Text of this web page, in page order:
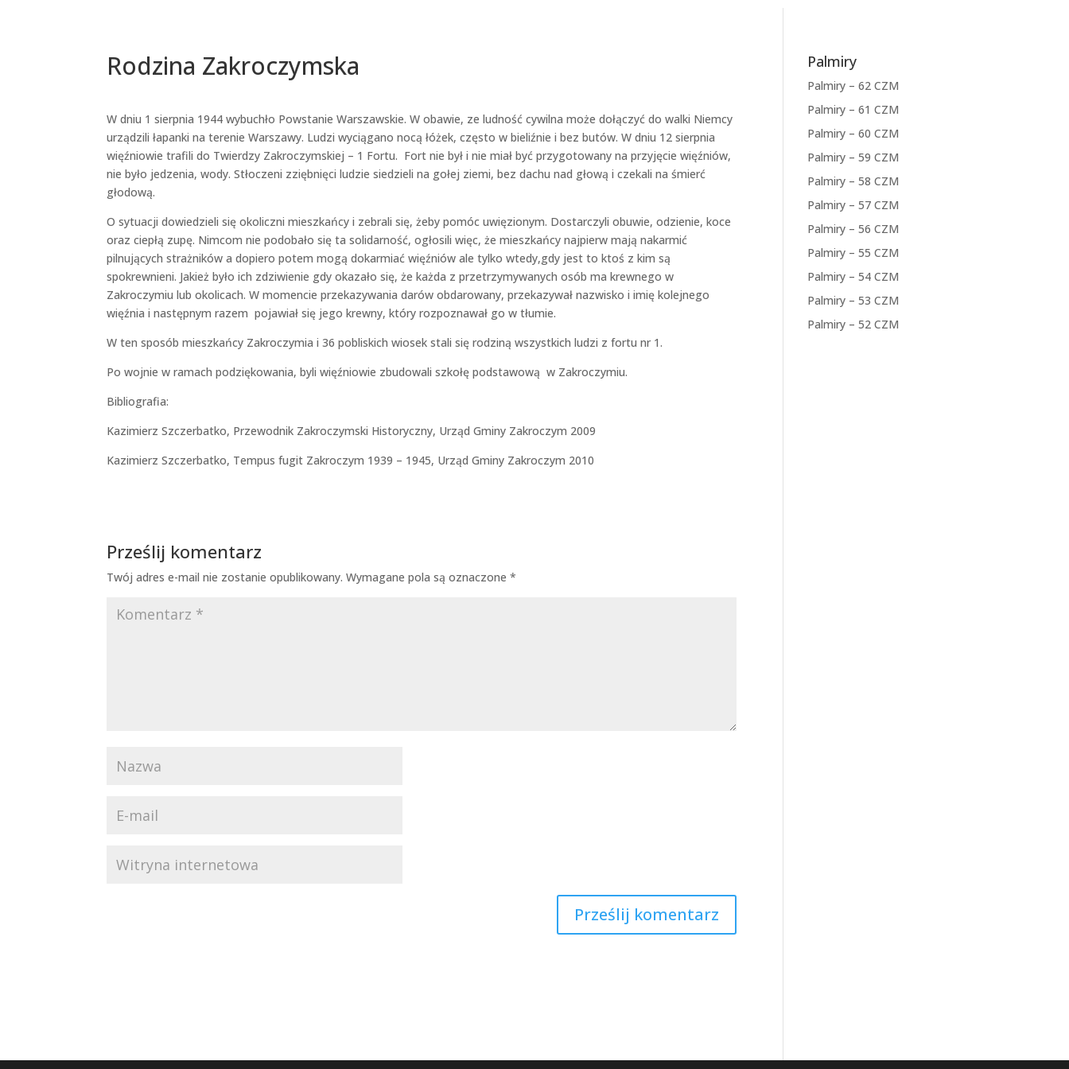
Rodzina Zakroczymska
W dniu 1 sierpnia 1944 wybuchło Powstanie Warszawskie. W obawie, ze ludność cywilna może dołączyć do walki Niemcy
urządzili łapanki na terenie Warszawy. Ludzi wyciągano nocą łóżek, często w bieliźnie i bez butów. W dniu 12 sierpnia
więźniowie trafili do Twierdzy Zakroczymskiej – 1 Fortu. Fort nie był i nie miał być przygotowany na przyjęcie więźniów,
nie było jedzenia, wody. Stłoczeni zziębnięci ludzie siedzieli na gołej ziemi, bez dachu nad głową i czekali na śmierć
głodową.
O sytuacji dowiedzieli się okoliczni mieszkańcy i zebrali się, żeby pomóc uwięzionym. Dostarczyli obuwie, odzienie, koce
oraz ciepłą zupę. Nimcom nie podobało się ta solidarność, ogłosili więc, że mieszkańcy najpierw mają nakarmić
pilnujących strażników a dopiero potem mogą dokarmiać więźniów ale tylko wtedy,gdy jest to ktoś z kim są
spokrewnieni. Jakież było ich zdziwienie gdy okazało się, że każda z przetrzymywanych osób ma krewnego w
Zakroczymiu lub okolicach. W momencie przekazywania darów obdarowany, przekazywał nazwisko i imię kolejnego
więźnia i następnym razem pojawiał się jego krewny, który rozpoznawał go w tłumie.
W ten sposób mieszkańcy Zakroczymia i 36 pobliskich wiosek stali się rodziną wszystkich ludzi z fortu nr 1.
Po wojnie w ramach podziękowania, byli więźniowie zbudowali szkołę podstawową w Zakroczymiu.
Bibliografia:
Kazimierz Szczerbatko, Przewodnik Zakroczymski Historyczny, Urząd Gminy Zakroczym 2009
Kazimierz Szczerbatko, Tempus fugit Zakroczym 1939 – 1945, Urząd Gminy Zakroczym 2010
Prześlij komentarz
Twój adres e-mail nie zostanie opublikowany. Wymagane pola są oznaczone*
Palmiry
Palmiry – 62 CZM
Palmiry – 61 CZM
Palmiry – 60 CZM
Palmiry – 59 CZM
Palmiry – 58 CZM
Palmiry – 57 CZM
Palmiry – 56 CZM
Palmiry – 55 CZM
Palmiry – 54 CZM
Palmiry – 53 CZM
Palmiry – 52 CZM